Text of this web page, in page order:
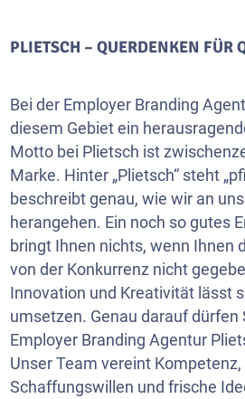
PLIETSCH – QUERDENKEN FÜR
Bei der Employer Branding
diesem Gebiet ein
Motto bei Plietsch ist
Marke. Hinter „Plietsch“ steht
beschreibt genau, wie wir an
herangehen. Ein noch so gutes
bringt Ihnen nichts, wenn Ihnen
von der Konkurrenz nicht
Innovation und Kreativität lässt
umsetzen. Genau darauf dürfen
Employer Branding Agentur
Unser Team vereint Kompetenz,
Schaffungswillen und frische